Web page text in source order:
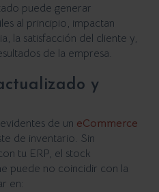
puede generar
al principio, impactan
la satisfacción del cliente y,
de la empresa.
y
de un eCommerce
de inventario. Sin
tu ERP, el stock
puede no coincidir con la
en: